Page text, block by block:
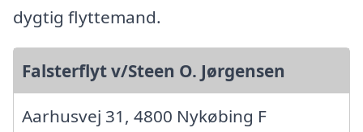
dygtig flyttemand.
Falsterflyt v/Steen O. Jørgensen
Aarhusvej 31, 4800 Nykøbing F